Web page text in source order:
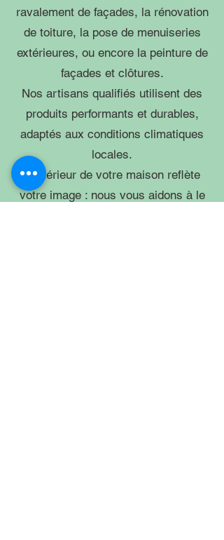
ravalement de façades, la rénovation
de toiture, la pose de menuiseries
extérieures, ou encore la peinture de
façades et clôtures.
Nos artisans qualifiés utilisent des
produits performants et durables,
adaptés aux conditions climatiques
locales.
L’extérieur de votre maison reflète
votre image : nous vous aidons à le